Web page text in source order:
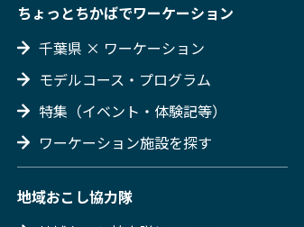
ちょっとちかばでワーケーション
千葉県 × ワーケーション
モデルコース・プログラム
特集（イベント・体験記等）
ワーケーション施設を探す
地域おこし協力隊